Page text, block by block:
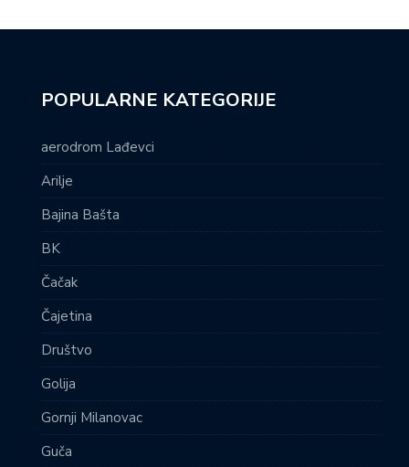
POPULARNE KATEGORIJE
aerodrom Lađevci
Arilje
Bajina Bašta
BK
Čačak
Čajetina
Društvo
Golija
Gornji Milanovac
Guča